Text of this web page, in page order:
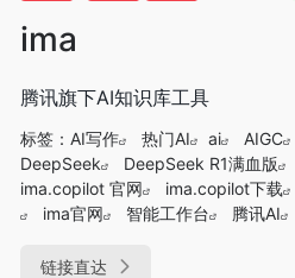
ima
腾讯旗下AI知识库工具
标签： AI写作 热门AI ai AIGC
DeepSeek
DeepSeek R1满血版
ima.copilot 官网
ima.copilot下载
ima官网
智能工作台 腾讯AI
链接直达